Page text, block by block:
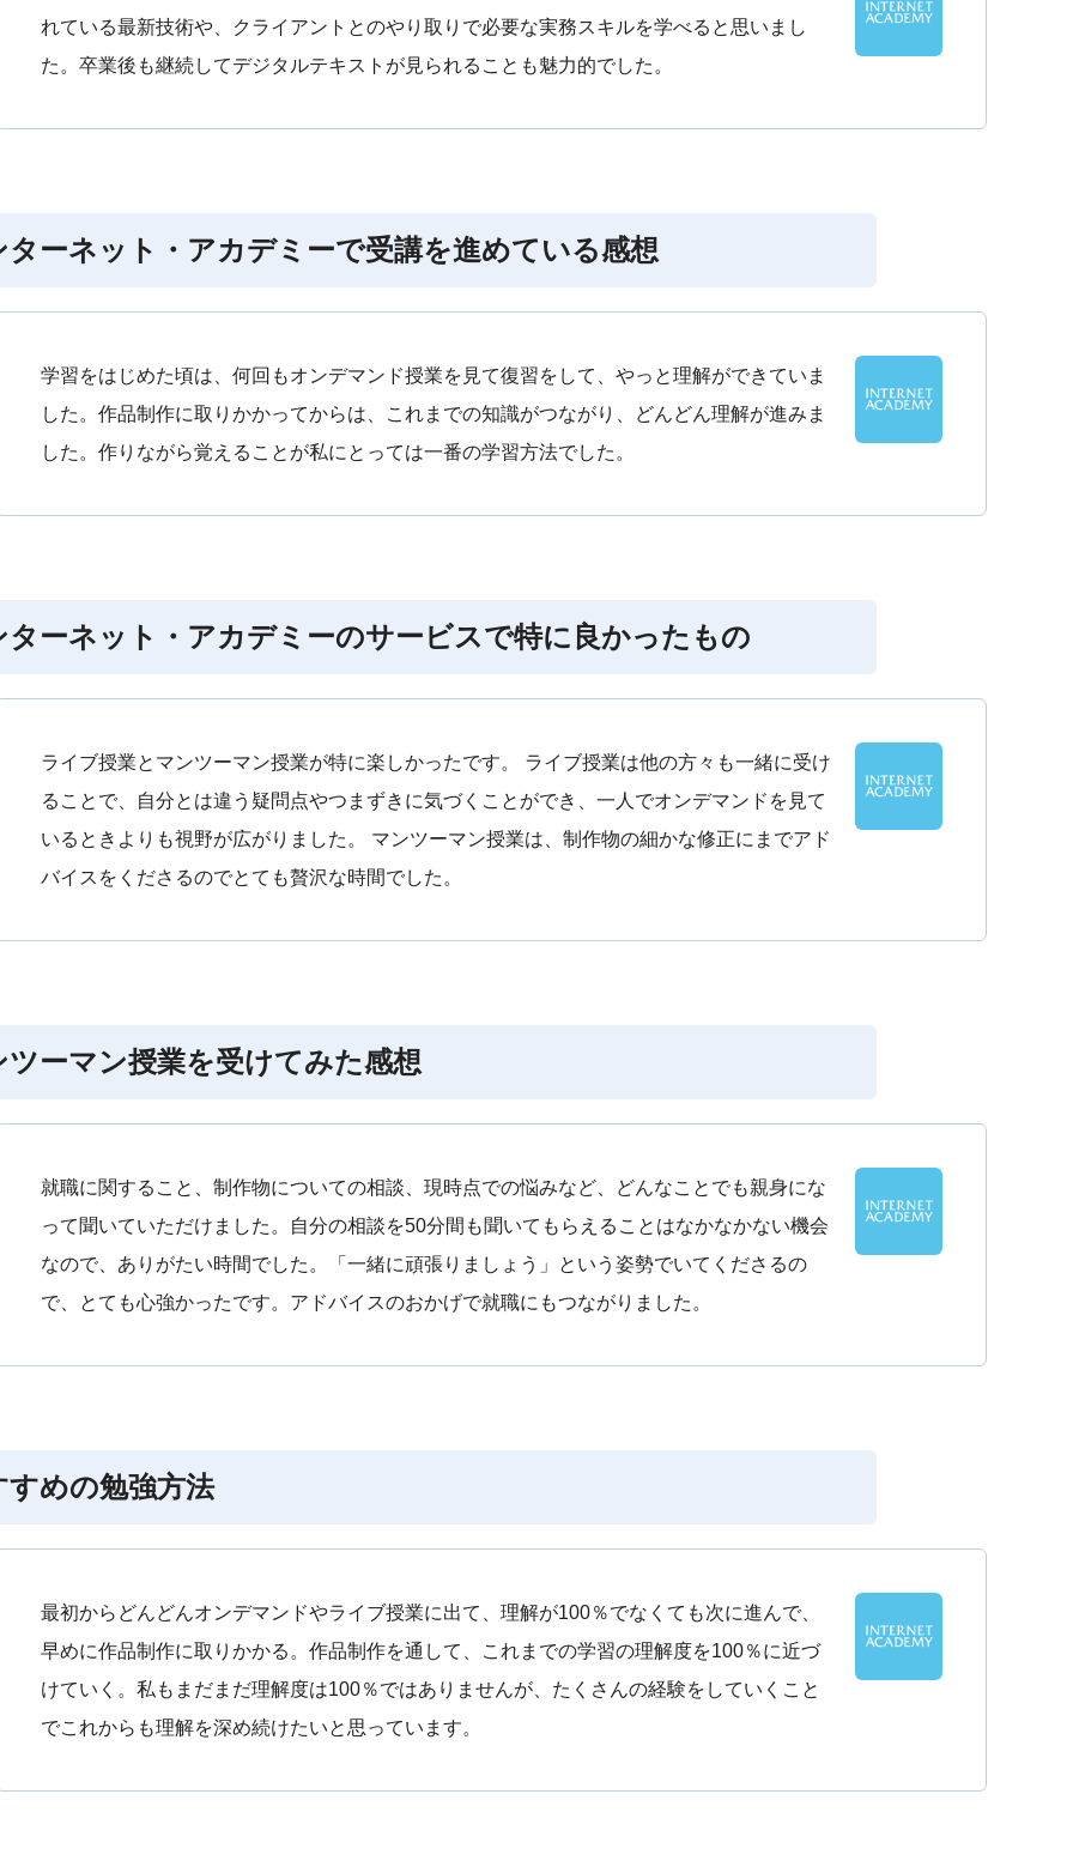
れている最新技術や、クライアントとのやり取りで必要な実務スキルを学べると思いまし
た。卒業後も継続してデジタルテキストが見られることも魅力的でした。
ターネット・アカデミーで受講を進めている感想
学習をはじめた頃は、何回もオンデマンド授業を見て復習をして、やっと理解ができていま
した。作品制作に取りかかってからは、これまでの知識がつながり、どんどん理解が進みま
した。作りながら覚えることが私にとっては一番の学習方法でした。
ターネット・アカデミーのサービスで特に良かったもの
ライブ授業とマンツーマン授業が特に楽しかったです。 ライブ授業は他の方々も一緒に受け
ることで、自分とは違う疑問点やつまずきに気づくことができ、一人でオンデマンドを見て
いるときよりも視野が広がりました。 マンツーマン授業は、制作物の細かな修正にまでアド
バイスをくださるのでとても贅沢な時間でした。
ツーマン授業を受けてみた感想
就職に関すること、制作物についての相談、現時点での悩みなど、どんなことでも親身にな
って聞いていただけました。自分の相談を50分間も聞いてもらえることはなかなかない機会
なので、ありがたい時間でした。「一緒に頑張りましょう」という姿勢でいてくださるの
で、とても心強かったです。アドバイスのおかげで就職にもつながりました。
すめの勉強方法
最初からどんどんオンデマンドやライブ授業に出て、理解が100％でなくても次に進んで、
早めに作品制作に取りかかる。作品制作を通して、これまでの学習の理解度を100％に近づ
けていく。私もまだまだ理解度は100％ではありませんが、たくさんの経験をしていくこと
でこれからも理解を深め続けたいと思っています。